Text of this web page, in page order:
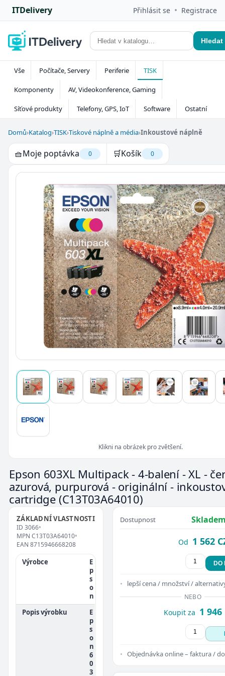
ITDelivery Přihlásit se • Registrace
Hledat
Vše Počítače, Servery Periferie TISK
Komponenty AV, Videokonference, Gaming
Síťové produkty Telefony, GPS, IoT Software Ostatní
Domů›Katalog›TISK›Tiskové náplně a média›Inkoustové náplně
🧺Moje poptávka 0 🛒Košík 0
Klikni na obrázek pro zvětšení.
Epson 603XL Multipack - 4-balení - XL -
azurová, purpurová - originální -
cartridge (C13T03A64010)
ZÁKLADNÍ VLASTNOSTI
ID 3066•
MPN C13T03A64010•
EAN 8715946668208
Výrobce
E
p
s
o
n
Popis výrobku
E
p
s
o
n
6
0
3
Dostupnost
Od 1 562
DO
lepší cena / množství /
NEBO
Koupit za 1 946
Objednávka online – faktura /